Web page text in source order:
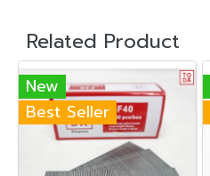
Related Product
New
Best Seller